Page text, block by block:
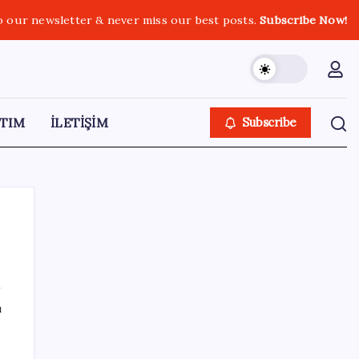
our newsletter & never miss our best posts.Subscribe Now!
İLETİŞİM Subscribe